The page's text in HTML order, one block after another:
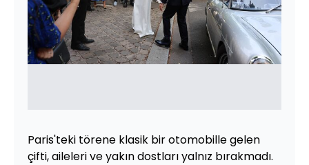
Paris'teki törene klasik bir otomobille gelen
çifti, aileleri ve yakın dostları yalnız bırakmadı.